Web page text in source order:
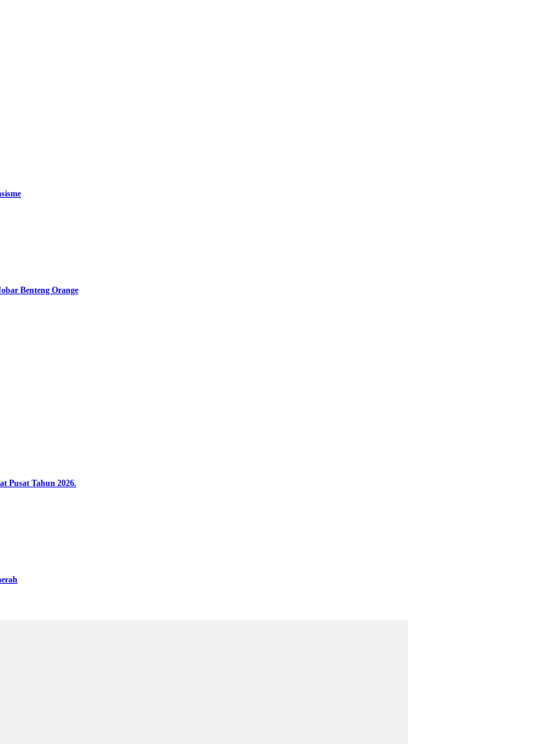
Benteng Orange
Pusat Tahun 2026.